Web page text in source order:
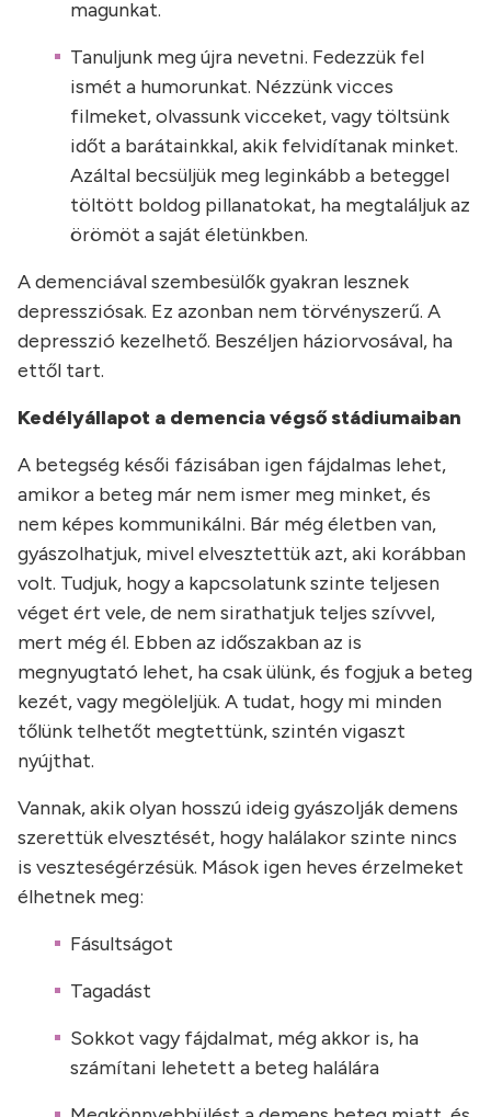
magunkat.
Tanuljunk meg újra nevetni. Fedezzük fel
ismét a humorunkat. Nézzünk vicces
filmeket, olvassunk vicceket, vagy töltsünk
időt a barátainkkal, akik felvidítanak minket.
Azáltal becsüljük meg leginkább a beteggel
töltött boldog pillanatokat, ha megtaláljuk az
örömöt a saját életünkben.
A demenciával szembesülők gyakran lesznek
depressziósak. Ez azonban nem törvényszerű. A
depresszió kezelhető. Beszéljen háziorvosával, ha
ettől tart.
Kedélyállapot a demencia végső stádiumaiban
A betegség késői fázisában igen fájdalmas lehet,
amikor a beteg már nem ismer meg minket, és
nem képes kommunikálni. Bár még életben van,
gyászolhatjuk, mivel elvesztettük azt, aki korábban
volt. Tudjuk, hogy a kapcsolatunk szinte teljesen
véget ért vele, de nem sirathatjuk teljes szívvel,
mert még él. Ebben az időszakban az is
megnyugtató lehet, ha csak ülünk, és fogjuk a beteg
kezét, vagy megöleljük. A tudat, hogy mi minden
tőlünk telhetőt megtettünk, szintén vigaszt
nyújthat.
Vannak, akik olyan hosszú ideig gyászolják demens
szerettük elvesztését, hogy halálakor szinte nincs
is veszteségérzésük. Mások igen heves érzelmeket
élhetnek meg:
Fásultságot
Tagadást
Sokkot vagy fájdalmat, még akkor is, ha
számítani lehetett a beteg halálára